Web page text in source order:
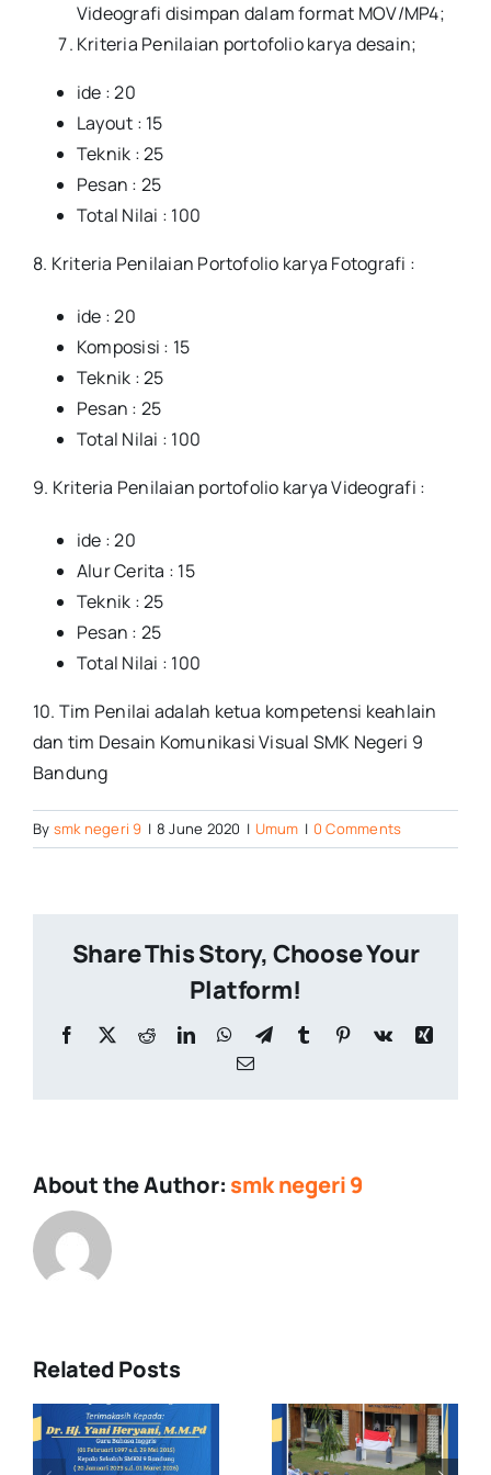
Videografi disimpan dalam format MOV/MP4;
Kriteria Penilaian portofolio karya desain;
ide : 20
Layout : 15
Teknik : 25
Pesan : 25
Total Nilai : 100
8. Kriteria Penilaian Portofolio karya Fotografi :
ide : 20
Komposisi : 15
Teknik : 25
Pesan : 25
Total Nilai : 100
9. Kriteria Penilaian portofolio karya Videografi :
ide : 20
Alur Cerita : 15
Teknik : 25
Pesan : 25
Total Nilai : 100
10. Tim Penilai adalah ketua kompetensi keahlain
dan tim Desain Komunikasi Visual SMK Negeri 9
Bandung
By smk negeri 9 | 8 June 2020 | Umum | 0 Comments
Share This Story, Choose Your
Platform!
Facebook
X RedditLinkedInWhatsApp
TelegramTumblr Pinterest
Vk
Xing
Email
About the Author: smk negeri 9
Related Posts
Upacara
Pengibaran
Bendera
di MPLS